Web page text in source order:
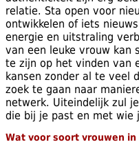
relatie. Sta open voor
ontwikkelen of iets
energie en uitstraling
van een leuke vrouw kan
te zijn op het vinden van
kansen zonder al te veel
zoek te gaan naar
netwerk. Uiteindelijk zul
die bij je past en met wie
Wat voor soort vrouwen